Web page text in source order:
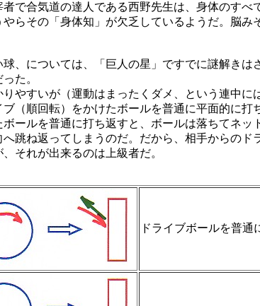
で合気道の達人である西野先生は、身体のす
らその「身体知」が欠乏しているようだ。脳
、については、「巨人の星」ですでに謎解き
た。
やすいが（運動はまったくダメ、という連中
（順回転）をかけたボールを普通に平面的に
ボールを普通に打ち返すと、ボールは落ちてネ
跳ね返ってしまうのだ。だから、相手からの
それが出来るのは上級者だ。
ドライブボールを普